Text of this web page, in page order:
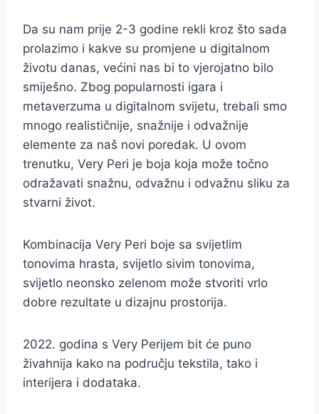
Da su nam prije 2-3 godine rekli kroz što sada
prolazimo i kakve su promjene u digitalnom
životu danas, većini nas bi to vjerojatno bilo
smiješno. Zbog popularnosti igara i
metaverzuma u digitalnom svijetu, trebali smo
mnogo realističnije, snažnije i odvažnije
elemente za naš novi poredak. U ovom
trenutku, Very Peri je boja koja može točno
odražavati snažnu, odvažnu i odvažnu sliku za
stvarni život.
Kombinacija Very Peri boje sa svijetlim
tonovima hrasta, svijetlo sivim tonovima,
svijetlo neonsko zelenom može stvoriti vrlo
dobre rezultate u dizajnu prostorija.
2022. godina s Very Perijem bit će puno
živahnija kako na području tekstila, tako i
interijera i dodataka.